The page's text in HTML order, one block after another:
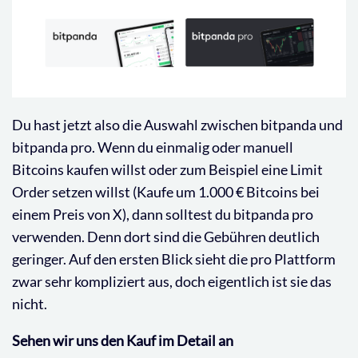
Du hast jetzt also die Auswahl zwischen bitpanda und
bitpanda pro. Wenn du einmalig oder manuell
Bitcoins kaufen willst oder zum Beispiel eine Limit
Order setzen willst (Kaufe um 1.000 € Bitcoins bei
einem Preis von X), dann solltest du bitpanda pro
verwenden. Denn dort sind die Gebühren deutlich
geringer. Auf den ersten Blick sieht die pro Plattform
zwar sehr kompliziert aus, doch eigentlich ist sie das
nicht.
Sehen wir uns den Kauf im Detail an